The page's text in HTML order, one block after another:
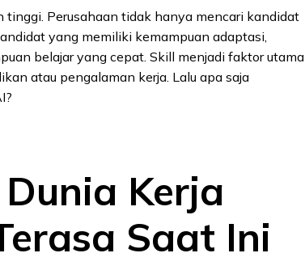
tinggi. Perusahaan tidak hanya mencari kandidat
yang memiliki kemampuan adaptasi,
belajar yang cepat. Skill menjadi faktor utama
atau pengalaman kerja. Lalu apa saja
Kerja
Saat Ini